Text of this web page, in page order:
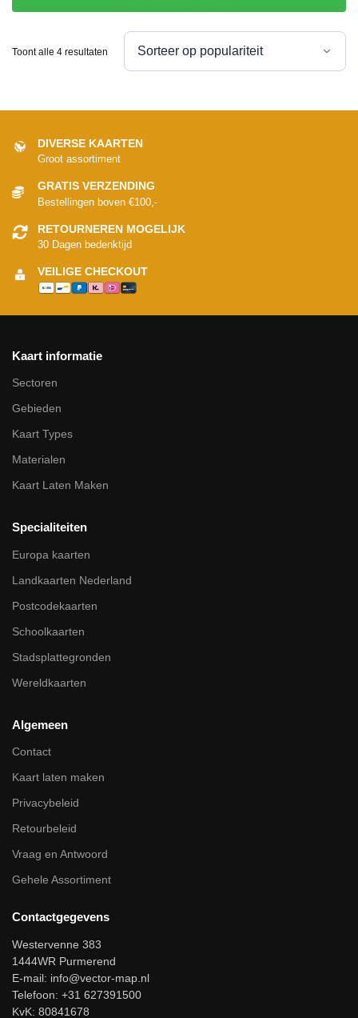
Toont alle 4 resultaten
DIVERSE KAARTEN
Groot assortiment
GRATIS VERZENDING
Bestellingen boven €100,-
RETOURNEREN MOGELIJK
30 Dagen bedenktijd
VEILIGE CHECKOUT
Kaart informatie
Sectoren
Gebieden
Kaart Types
Materialen
Kaart Laten Maken
Specialiteiten
Europa kaarten
Landkaarten Nederland
Postcodekaarten
Schoolkaarten
Stadsplattegronden
Wereldkaarten
Algemeen
Contact
Kaart laten maken
Privacybeleid
Retourbeleid
Vraag en Antwoord
Gehele Assortiment
Contactgegevens
Westervenne 383
1444WR Purmerend
E-mail: info@vector-map.nl
Telefoon: +31 627391500
KvK: 80841678